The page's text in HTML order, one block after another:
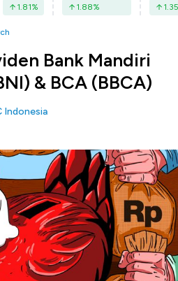
1.81% 1.88% 1.35
Bank Mandiri
& BCA (BBCA)
Indonesia